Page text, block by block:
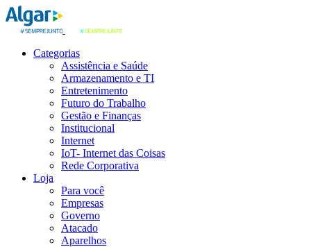
Categorias
Assistência e Saúde
Armazenamento e TI
Entretenimento
Futuro do Trabalho
Gestão e Finanças
Institucional
Internet
IoT- Internet das Coisas
Rede Corporativa
Loja
Para você
Empresas
Governo
Atacado
Aparelhos